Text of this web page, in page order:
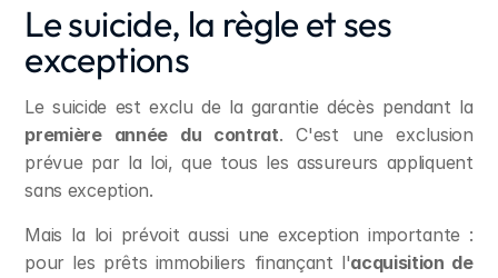
Le suicide, la règle et ses
exceptions
première année du contrat. C'est une exclusion
prévue par la loi, que tous les assureurs appliquent
sans exception.
Mais la loi prévoit aussi une exception importante :
pour les prêts immobiliers finançant l'acquisition de